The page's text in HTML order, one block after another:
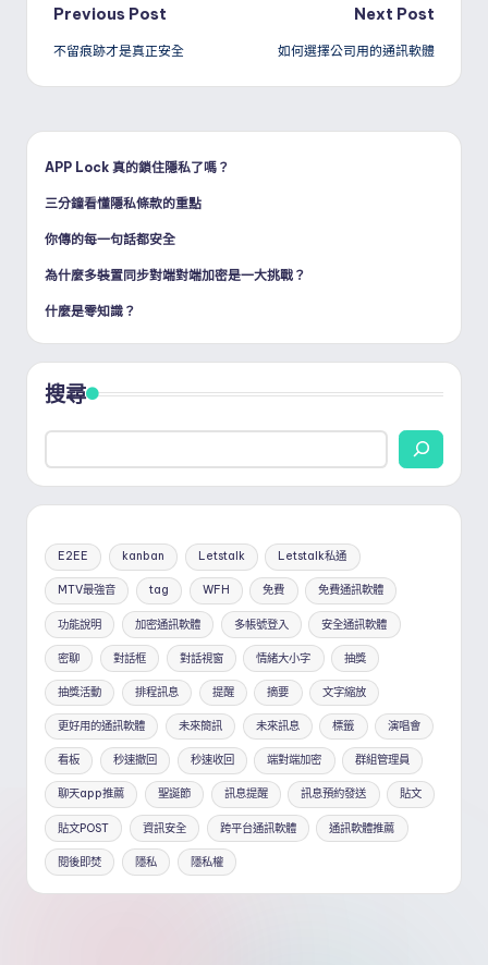
Post
navigation
Previous Post
不留痕跡才是真正安全
Next Post
如何選擇公司用的通訊軟體
APP Lock 真的鎖住隱私了嗎？
三分鐘看懂隱私條款的重點
你傳的每一句話都安全
為什麼多裝置同步對端對端加密是一大挑戰？
什麼是零知識？
搜尋
E2EE kanban Letstalk Letstalk私通
MTV最強音 tag WFH 免費 免費通訊軟體
功能說明 加密通訊軟體 多帳號登入 安全通訊軟體
密聊 對話框 對話視窗 情緒大小字 抽獎
抽獎活動 排程訊息 提醒 摘要 文字縮放
更好用的通訊軟體 未來簡訊 未來訊息 標籤 演唱會
看板 秒速撤回 秒速收回 端對端加密 群組管理員
聊天app推薦 聖誕節 訊息提醒 訊息預約發送 貼文
貼文POST 資訊安全 跨平台通訊軟體 通訊軟體推薦
閱後即焚 隱私 隱私權